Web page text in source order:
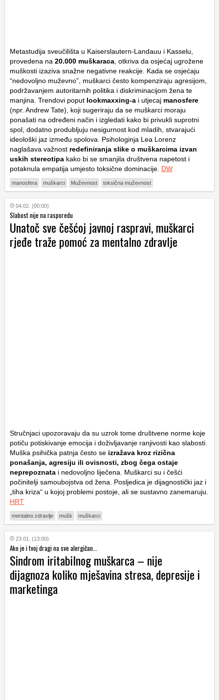
Metastudija sveučilišta u Kaiserslautern-Landauu i Kasselu,
provedena na 20.000 muškaraca , otkriva da osjećaj ugrožene
muškosti izaziva snažne negativne reakcije. Kada se osjećaju
“nedovoljno muževno”, muškarci često kompenziraju agresijom,
podržavanjem autoritarnih politika i diskriminacijom žena te
manjina. Trendovi poput lookmaxxing-a i utjecaj manosfere
(npr. Andrew Tate), koji sugeriraju da se muškarci moraju
ponašati na određeni način i izgledati kako bi privukli suprotni
spol, dodatno produbljuju nesigurnost kod mladih, stvarajući
ideološki jaz između spolova. Psihologinja Lea Lorenz
naglašava važnost redefiniranja slike o muškarcima izvan
uskih stereotipa kako bi se smanjila društvena napetost i
potaknula empatija umjesto toksične dominacije. DW
manosfera muškarci Muževnost toksična muževnost
04.02. (00:00)
Slabost nije na rasporedu
Unatoč sve češćoj javnoj raspravi, muškarci
rjeđe traže pomoć za mentalno zdravlje
Stručnjaci upozoravaju da su uzrok tome društvene norme koje
potiču potiskivanje emocija i doživljavanje ranjivosti kao slabosti.
Muška psihička patnja često se izražava kroz rizična
ponašanja, agresiju ili ovisnosti, zbog čega ostaje
neprepoznata i nedovoljno liječena. Muškarci su i češći
počinitelji samoubojstva od žena. Posljedica je dijagnostički jaz i
„tiha kriza“ u kojoj problemi postoje, ali se sustavno zanemaruju.
HRT
mentalno zdravlje mušk muškarci
23.01. (13:00)
Ako je i tvoj dragi na sve alergičan...
Sindrom iritabilnog muškarca – nije
dijagnoza koliko mješavina stresa, depresije i
marketinga